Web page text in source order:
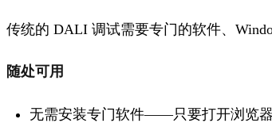
传统的 DALI 调试需要专门的软件、
随处可用
无需安装专门软件——只要打开浏览器